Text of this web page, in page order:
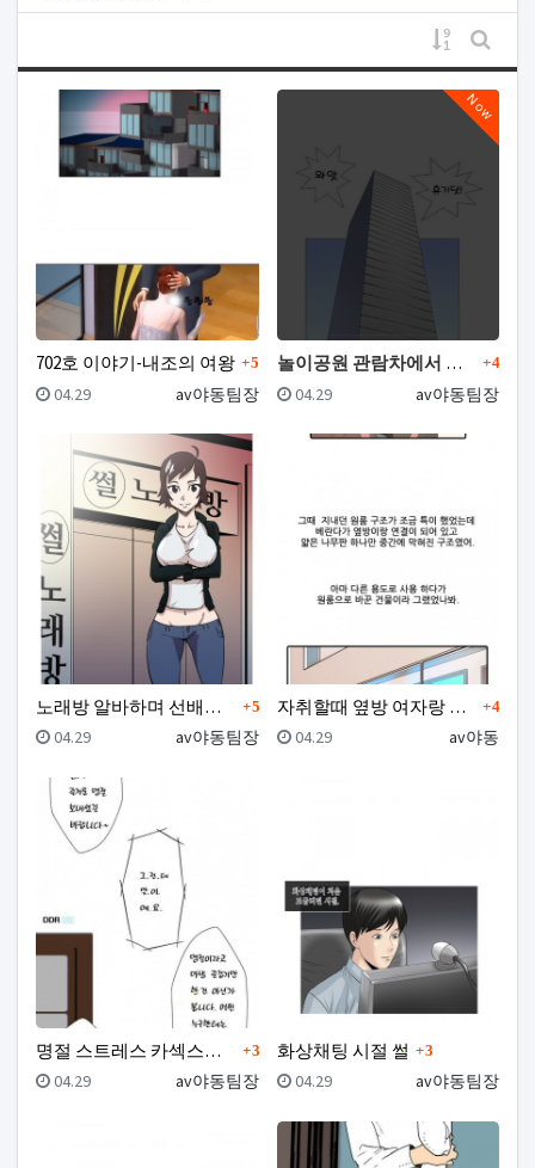
게시물 정
게시
702호 이야기-내조의 여왕 댓글
5
등록자
av야동팀장
등록일
04.29
Now
놀이공원 관람차에서 만난 여자와 한 썰 댓글
4
등록자
av야동팀장
등록일
04.29
노래방 알바하며 선배누나와 한썰 댓글
5
등록자
av야동팀장
등록일
04.29
자취할때 옆방 여자랑 한 썰 댓글
4
등록자
av야동
등록일
04.29
명절 스트레스 카섹스로 푼 썰 댓글
3
등록자
av야동팀장
등록일
04.29
화상채팅 시절 썰 댓글
3
등록자
av야동팀장
등록일
04.29